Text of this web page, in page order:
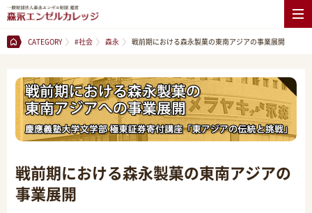
CATEGORY #社会 森永 戦前期における森永製菓の東南アジアの事業展開
戦前期における森永製菓の東南アジアの
事業展開